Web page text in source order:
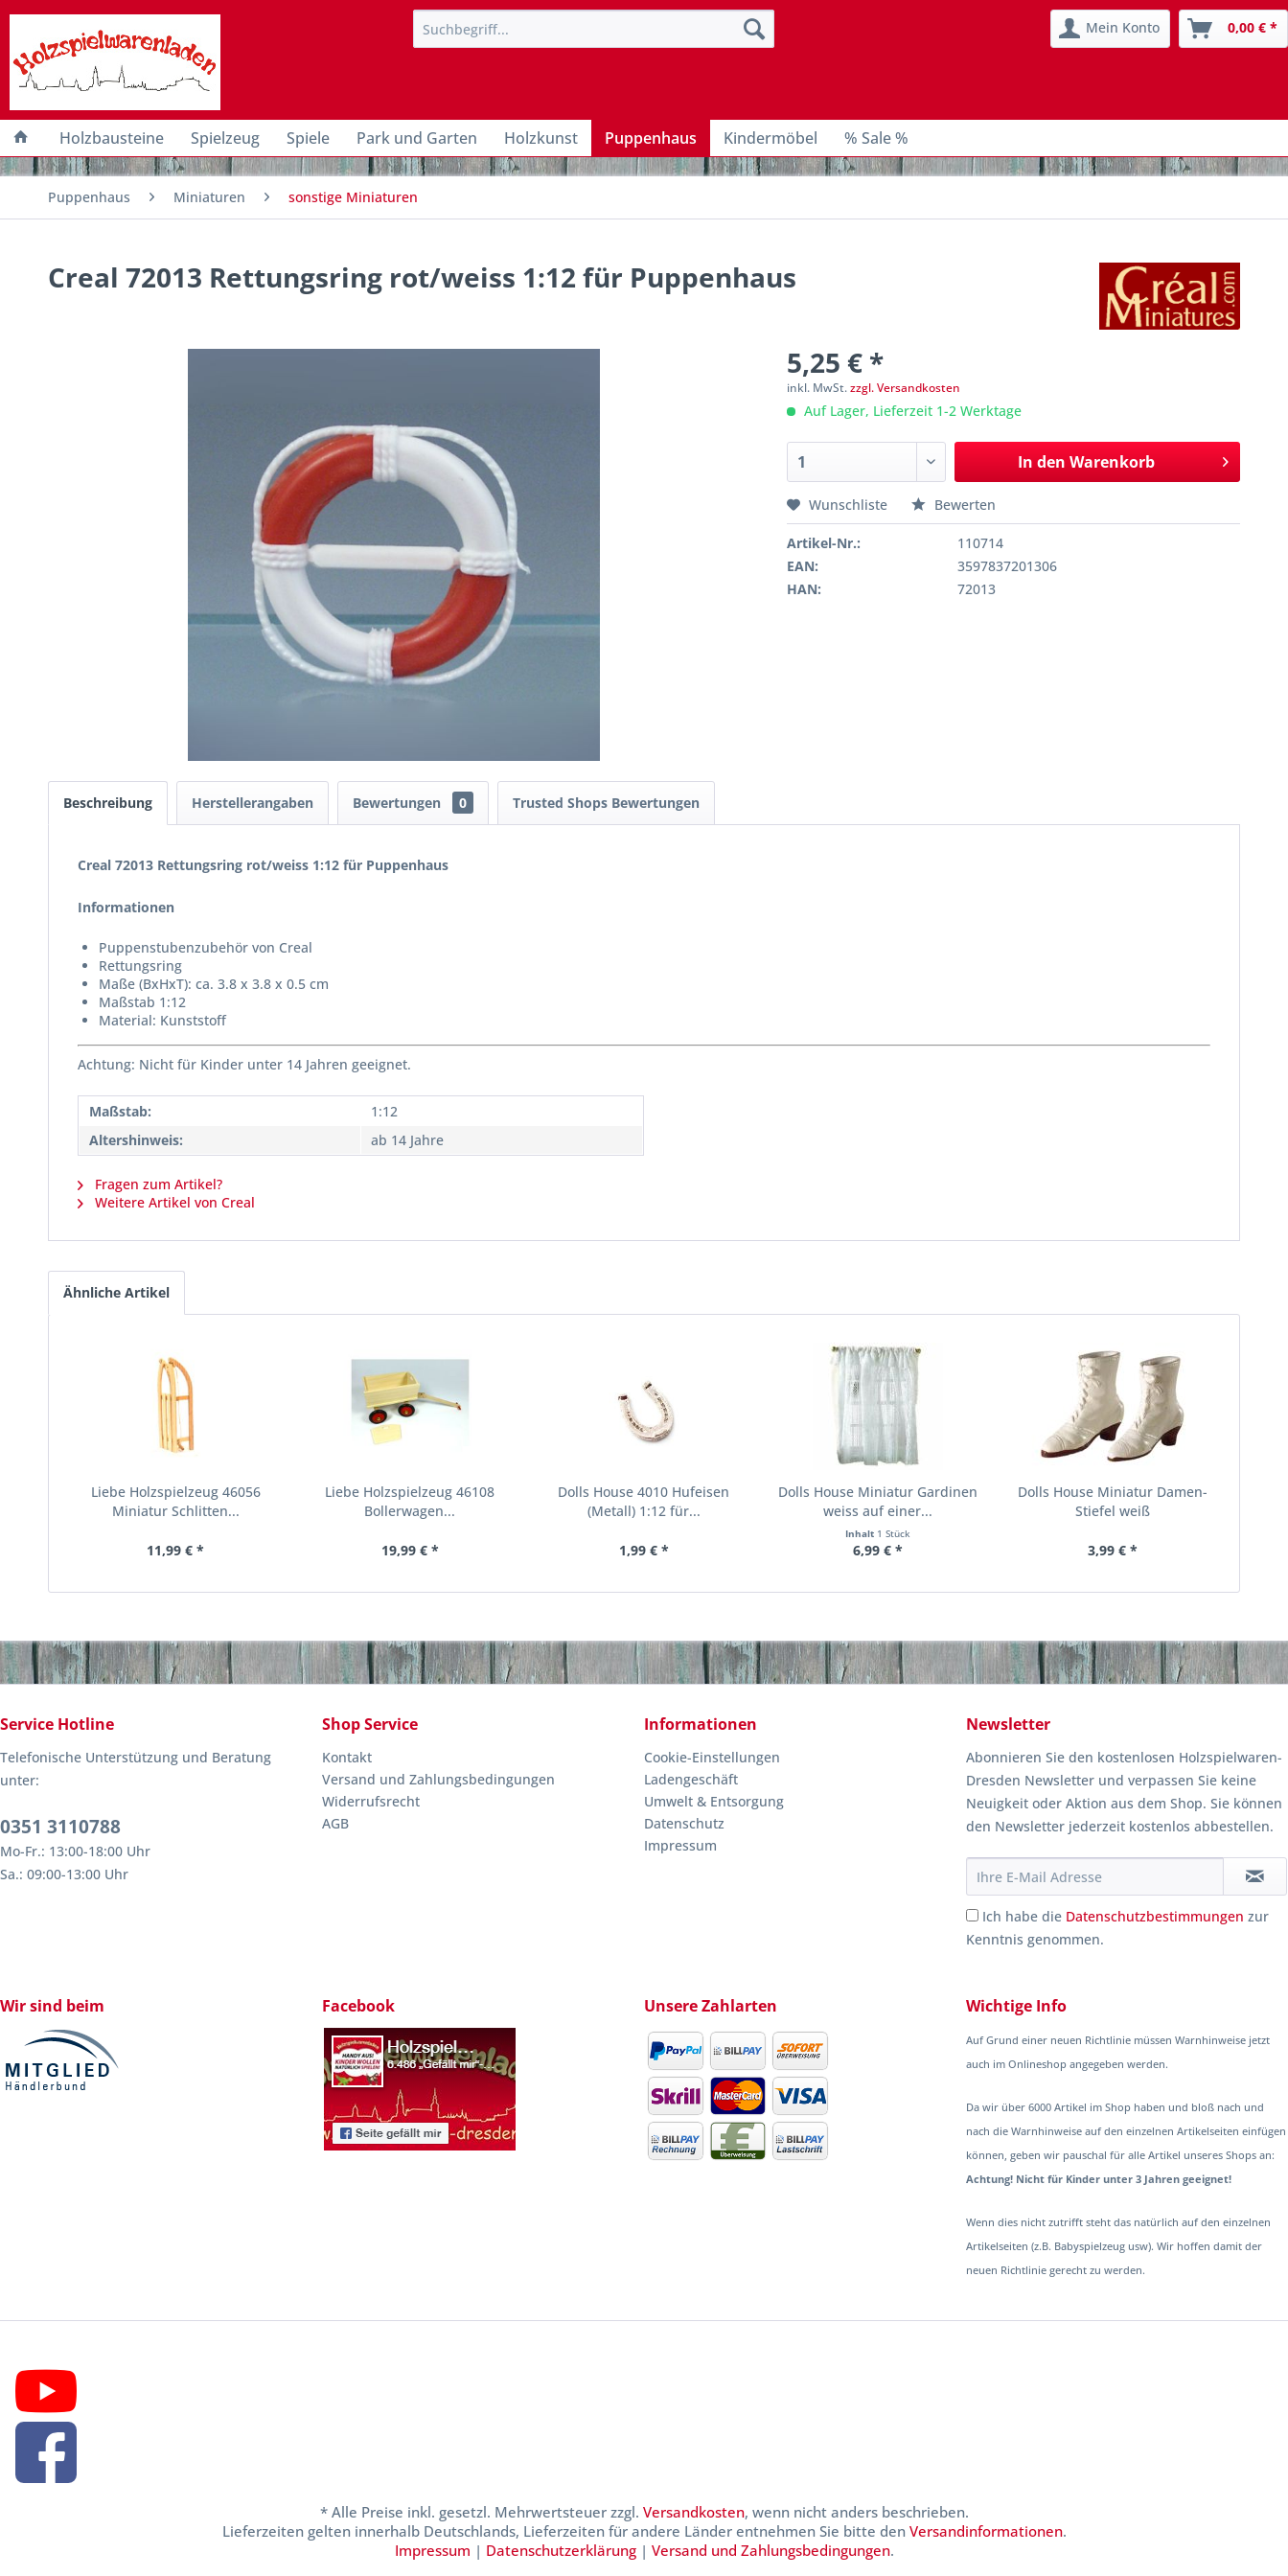
Mein Konto 0,00 € *
Holzbausteine Spielzeug Spiele Park und Garten Holzkunst Puppenhaus Kindermöbel % Sale %
Puppenhaus Miniaturen sonstige Miniaturen
Creal 72013 Rettungsring rot/weiss 1:12 für Puppenhaus
5,25 € *
inkl. MwSt.zzgl. Versandkosten
Auf Lager, Lieferzeit 1-2 Werktage
In den Warenkorb
Wunschliste Bewerten
Artikel-Nr.:
110714
EAN:
3597837201306
HAN:
72013
Beschreibung Herstellerangaben Bewertungen 0 Trusted Shops Bewertungen
Creal 72013 Rettungsring rot/weiss 1:12 für Puppenhaus
Informationen
Puppenstubenzubehör von Creal
Rettungsring
Maße (BxHxT): ca. 3.8 x 3.8 x 0.5 cm
Maßstab 1:12
Material: Kunststoff
Achtung: Nicht für Kinder unter 14 Jahren geeignet.
Maßstab:
1:12
Altershinweis:
ab 14 Jahre
Fragen zum Artikel?
Weitere Artikel von Creal
Ähnliche Artikel
Liebe Holzspielzeug 46056
Miniatur Schlitten...
11,99 € *
Liebe Holzspielzeug 46108
Bollerwagen...
19,99 € *
Dolls House 4010 Hufeisen
(Metall) 1:12 für...
1,99 € *
Dolls House Miniatur Gardinen
weiss auf einer...
Inhalt 1 Stück
6,99 € *
Dolls House Miniatur Damen-
Stiefel weiß
3,99 € *
Service Hotline
Telefonische Unterstützung und Beratung
unter:
0351 3110788
Mo-Fr.: 13:00-18:00 Uhr
Sa.: 09:00-13:00 Uhr
Shop Service
Kontakt
Versand und Zahlungsbedingungen
Widerrufsrecht
AGB
Informationen
Cookie-Einstellungen
Ladengeschäft
Umwelt & Entsorgung
Datenschutz
Impressum
Newsletter
Abonnieren Sie den kostenlosen Holzspielwaren-
Dresden Newsletter und verpassen Sie keine
Neuigkeit oder Aktion aus dem Shop. Sie können
den Newsletter jederzeit kostenlos abbestellen.
Ich habe die Datenschutzbestimmungen zur
Kenntnis genommen.
Wir sind beim Facebook Unsere Zahlarten Wichtige Info
Auf Grund einer neuen Richtlinie müssen Warnhinweise jetzt
auch im Onlineshop angegeben werden.
Da wir über 6000 Artikel im Shop haben und bloß nach und
nach die Warnhinweise auf den einzelnen Artikelseiten einfügen
können, geben wir pauschal für alle Artikel unseres Shops an:
Achtung! Nicht für Kinder unter 3 Jahren geeignet!
Wenn dies nicht zutrifft steht das natürlich auf den einzelnen
Artikelseiten (z.B. Babyspielzeug usw). Wir hoffen damit der
neuen Richtlinie gerecht zu werden.
* Alle Preise inkl. gesetzl. Mehrwertsteuer zzgl. Versandkosten, wenn nicht anders beschrieben.
Lieferzeiten gelten innerhalb Deutschlands, Lieferzeiten für andere Länder entnehmen Sie bitte den Versandinformationen.
Impressum | Datenschutzerklärung| Versand und Zahlungsbedingungen.